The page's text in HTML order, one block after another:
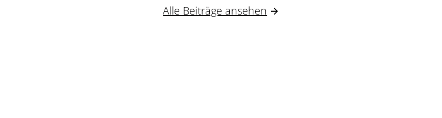
Alle Beiträge ansehen